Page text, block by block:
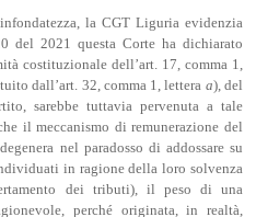
la CGT Liguria evidenzia
del 2021 questa Corte ha dichiarato
costituzionale dell’art. 17, comma 1,
dall’art. 32, comma 1, lettera a), del
sarebbe tuttavia pervenuta a tale
il meccanismo di remunerazione del
nel paradosso di addossare su
in ragione della loro solvenza
dei tributi), il peso di una
perché originata, in realtà,